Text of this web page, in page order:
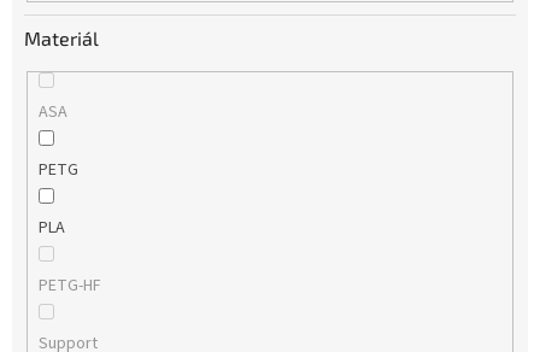
Materiál
ASA
PETG
PLA
PETG-HF
Support